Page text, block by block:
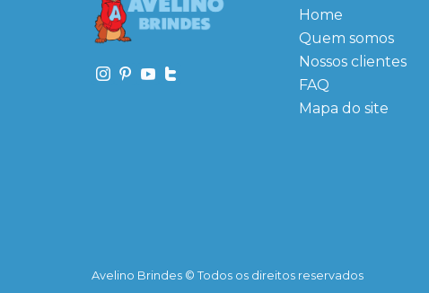
Home
Quem somos
Nossos clientes
FAQ
Mapa do site
Avelino Brindes © Todos os direitos reservados